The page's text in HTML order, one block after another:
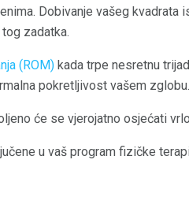
Dobivanje vašeg kvadrata
zadatka.
(ROM) kada trpe nesretnu
pokretljivost vašem zglobu.
će se vjerojatno osjećati
u vaš program fizičke